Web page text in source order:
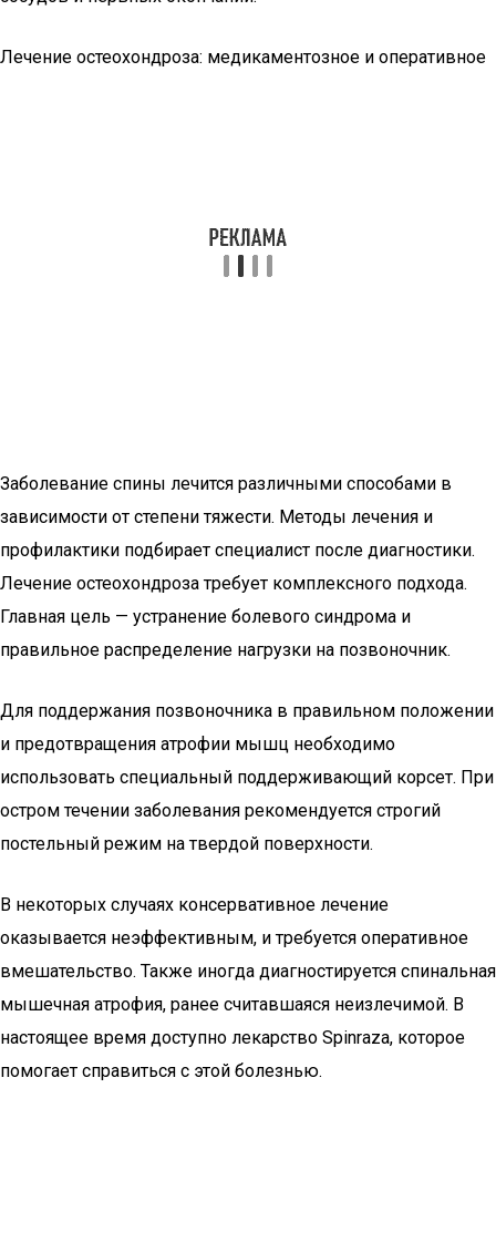
Лечение остеохондроза: медикаментозное и оперативное
Заболевание спины лечится различными способами в
зависимости от степени тяжести. Методы лечения и
профилактики подбирает специалист после диагностики.
Лечение остеохондроза требует комплексного подхода.
Главная цель — устранение болевого синдрома и
правильное распределение нагрузки на позвоночник.
Для поддержания позвоночника в правильном положении
и предотвращения атрофии мышц необходимо
использовать специальный поддерживающий корсет. При
остром течении заболевания рекомендуется строгий
постельный режим на твердой поверхности.
В некоторых случаях консервативное лечение
оказывается неэффективным, и требуется оперативное
вмешательство. Также иногда диагностируется спинальная
мышечная атрофия, ранее считавшаяся неизлечимой. В
настоящее время доступно лекарство Spinraza, которое
помогает справиться с этой болезнью.